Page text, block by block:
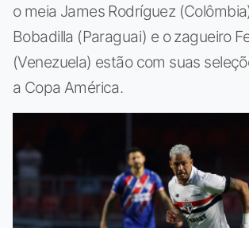
o meia James Rodríguez
Bobadilla (Paraguai) e o zagueiro
(Venezuela) estão com suas
a Copa América.